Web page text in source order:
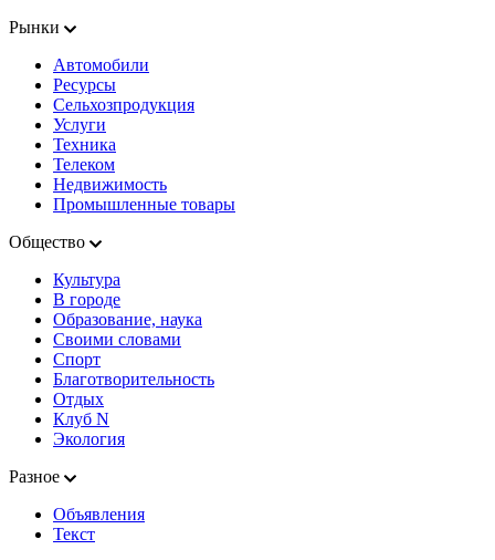
Рынки
Автомобили
Ресурсы
Сельхозпродукция
Услуги
Техника
Телеком
Недвижимость
Промышленные товары
Общество
Культура
В городе
Образование, наука
Своими словами
Спорт
Благотворительность
Отдых
Клуб N
Экология
Разное
Объявления
Текст